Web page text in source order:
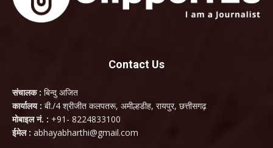
Contact Us
संचालक : बिन्दु अजित
कार्यालय : बी./4 श्रीजीत कलपतरू, अमील्हडीह, रायपुर, छत्तीसगढ़
मोबाइल नं. : +91- 8224833100
ईमेल : abhayabharthi@gmail.com